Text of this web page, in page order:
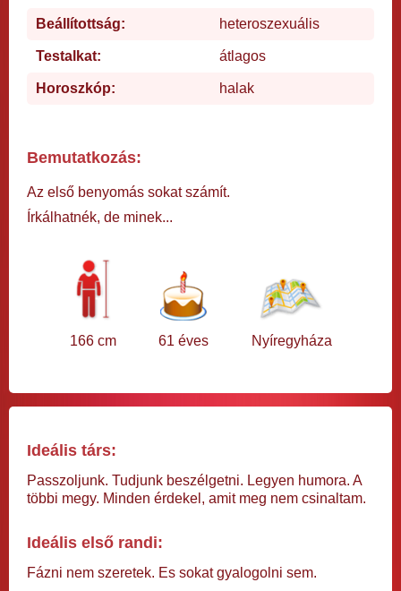
Beállítottság: heteroszexuális
Testalkat: átlagos
Horoszkóp: halak
Bemutatkozás:
Az első benyomás sokat számít.
Írkálhatnék, de minek...
166 cm 61 éves Nyíregyháza
Ideális társ:
Passzoljunk. Tudjunk beszélgetni. Legyen humora. A
többi megy. Minden érdekel, amit meg nem csinaltam.
Ideális első randi:
Fázni nem szeretek. Es sokat gyalogolni sem.